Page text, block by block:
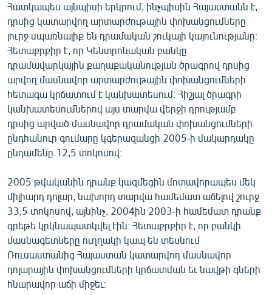
Հատկապես այնպիսի երկրում, ինչպիսին Հայաստանն է,
դրսից կատարվող արտարժութային փոխանցումները
լուրջ սպառնալիք են դրամական շուկայի կայունությանը։
Հետաքրքիր է, որ Կենտրոնական բանկը
դրամավարկային քաղաքականության ծրագրով դրսից
արվող մասնավոր արտարժութային փոխանցումների
հետագա կրճատում է կանխատեսում։ Հիշյալ ծրագրի
կանխատեսումներով այս տարվա վերջի դրությամբ
դրսից արված մասնավոր դրամական փոխանցումների
ընդհանուր գումարը կգերազանցի 2005-ի մակարդակը
ընդամենը 12,5 տոկոսով։
2005 թվականին դրանք կազմեցին մոտավորապես մեկ
միլիարդ դոլար, նախորդ տարվա համեմատ աճելով շուրջ
33,5 տոկոսով, այնինչ, 2004ին 2003-ի համեմատ դրանք
գրեթե կրկնապատկվել էին։ Հետաքրքիր է, որ բանկի
մասնագետները ուղղակի կապ են տեսնում
Ռուսաստանից Հայաստան կատարվող մասնավոր
դոլարային փոխանցումների կրճատման եւ նավթի գների
հնարավոր աճի միջեւ։